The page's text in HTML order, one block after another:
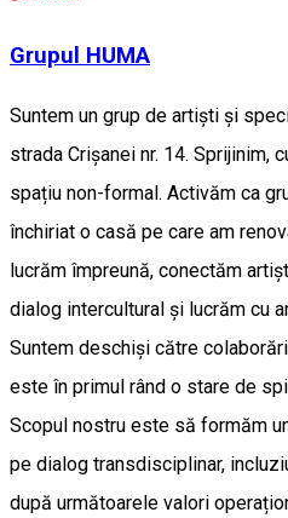
Grupul HUMA
Suntem un grup de artiști și
strada Crișanei nr. 14. Sprijinim,
spațiu non-formal. Activăm ca
închiriat o casă pe care am
lucrăm împreună, conectăm
dialog intercultural și lucrăm cu
Suntem deschiși către
este în primul rând o stare de
Scopul nostru este să formăm
pe dialog transdisciplinar,
după următoarele valori